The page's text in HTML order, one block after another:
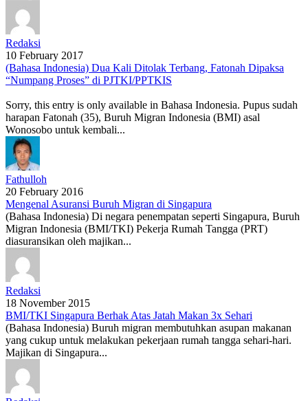
Redaksi
10 February 2017
(Bahasa Indonesia) Dua Kali Ditolak Terbang, Fatonah Dipaksa
“Numpang Proses” di PJTKI/PPTKIS
Sorry, this entry is only available in Bahasa Indonesia. Pupus sudah
harapan Fatonah (35), Buruh Migran Indonesia (BMI) asal
Wonosobo untuk kembali...
Fathulloh
20 February 2016
Mengenal Asuransi Buruh Migran di Singapura
(Bahasa Indonesia) Di negara penempatan seperti Singapura, Buruh
Migran Indonesia (BMI/TKI) Pekerja Rumah Tangga (PRT)
diasuransikan oleh majikan...
Redaksi
18 November 2015
BMI/TKI Singapura Berhak Atas Jatah Makan 3x Sehari
(Bahasa Indonesia) Buruh migran membutuhkan asupan makanan
yang cukup untuk melakukan pekerjaan rumah tangga sehari-hari.
Majikan di Singapura...